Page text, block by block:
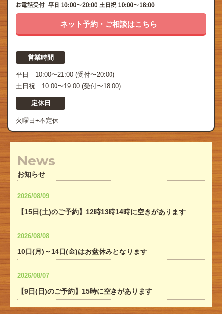
ネット予約・ご相談はこちら
営業時間
平日 10:00〜21:00 (受付〜20:00)
土日祝 10:00〜19:00 (受付〜18:00)
定休日
火曜日+不定休
News
お知らせ
2026/08/09
【15日(土)のご予約】12時13時14時に空きがあります
2026/08/08
10日(月)～14日(金)はお盆休みとなります
2026/08/07
【9日(日)のご予約】15時に空きがあります